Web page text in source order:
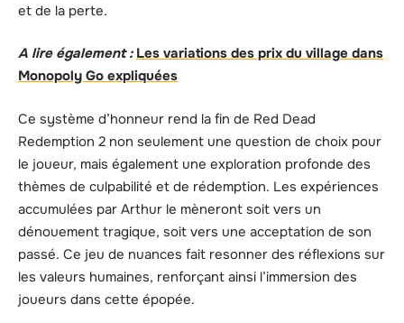
et de la perte.
A lire également : Les variations des prix du village dans
Monopoly Go expliquées
Ce système d’honneur rend la fin de Red Dead
Redemption 2 non seulement une question de choix pour
le joueur, mais également une exploration profonde des
thèmes de culpabilité et de rédemption. Les expériences
accumulées par Arthur le mèneront soit vers un
dénouement tragique, soit vers une acceptation de son
passé. Ce jeu de nuances fait resonner des réflexions sur
les valeurs humaines, renforçant ainsi l’immersion des
joueurs dans cette épopée.